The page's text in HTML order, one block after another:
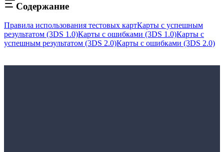
Содержание
Правила использования тестовых картКарты с успешным
результатом (3DS 1.0)Карты с ошибками (3DS 1.0)Карты с
успешным результатом (3DS 2.0)Карты с ошибками (3DS 2.0)